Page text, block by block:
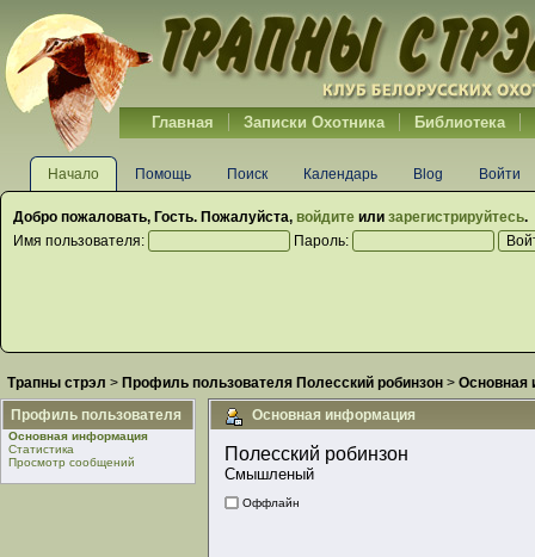
Главная Записки Охотника Библиотека
Начало Помощь Поиск Календарь Blog Войти
Добро пожаловать, Гость. Пожалуйста, войдите или зарегистрируйтесь.
Имя пользователя:
Пароль:
Трапны стрэл > Профиль пользователя Полесский робинзон > Основная
Профиль пользователя
Основная информация
Статистика
Просмотр сообщений
Основная информация
Полесский робинзон
Смышленый
Оффлайн